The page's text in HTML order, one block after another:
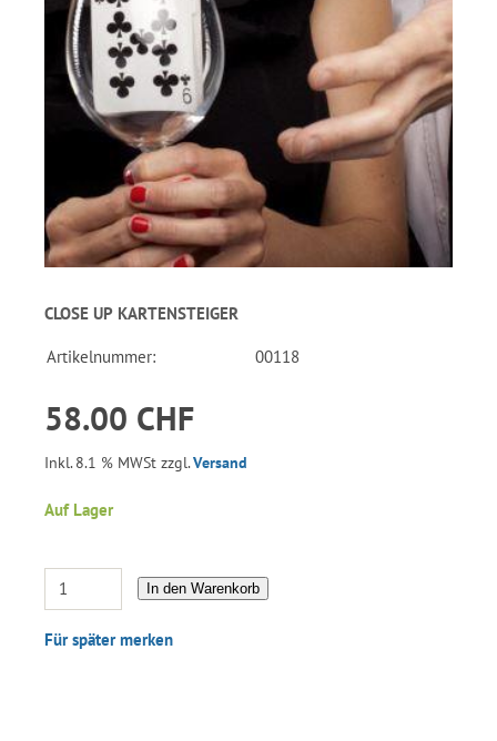
CLOSE UP KARTENSTEIGER
Artikelnummer: 00118
58.00 CHF
Inkl. 8.1 % MWSt zzgl.Versand
Auf Lager
In den Warenkorb
Für später merken